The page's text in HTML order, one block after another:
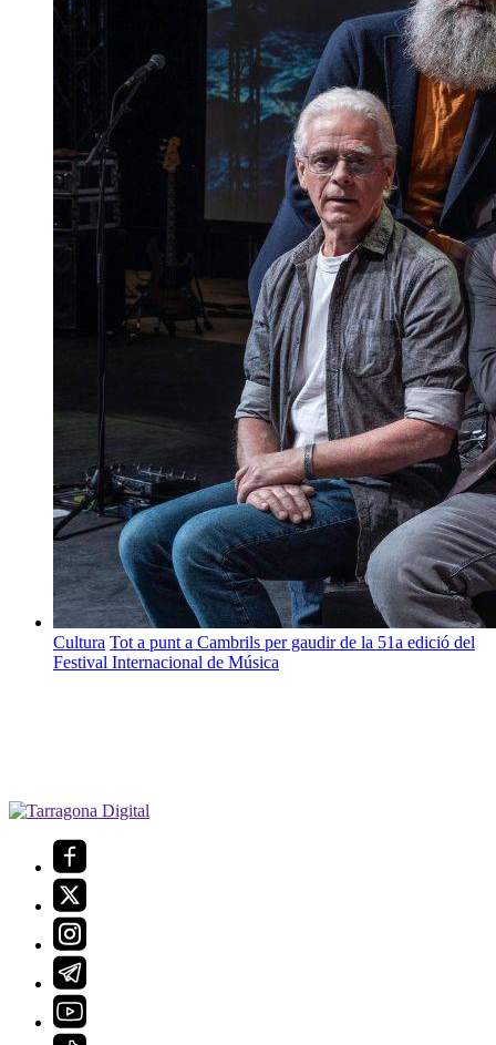
Cultura Tot a punt a Cambrils per gaudir de la 51a edició del
Festival Internacional de Música